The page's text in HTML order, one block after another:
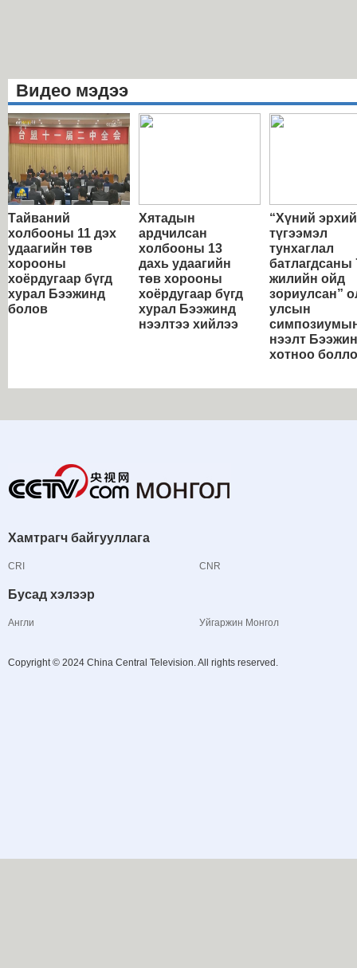
Видео мэдээ
Тайваний
холбооны 11 дэх
удаагийн төв
хорооны
хоёрдугаар бүгд
хурал Бээжинд
болов
Хятадын
ардчилсан
холбооны 13
дахь удаагийн
төв хорооны
хоёрдугаар бүгд
хурал Бээжинд
нээлтээ хийлээ
“Хүний
түгээмэл
тунхаглал
батлагдсаны
жилийн ойд
зориулсан”
улсын
нээлт Бээжин
хотноо
Хамтрагч байгууллага
CRI CNR
Бусад хэлээр
Англи Уйгаржин Монгол
Copyright © 2024 China Central Television. All rights reserved.